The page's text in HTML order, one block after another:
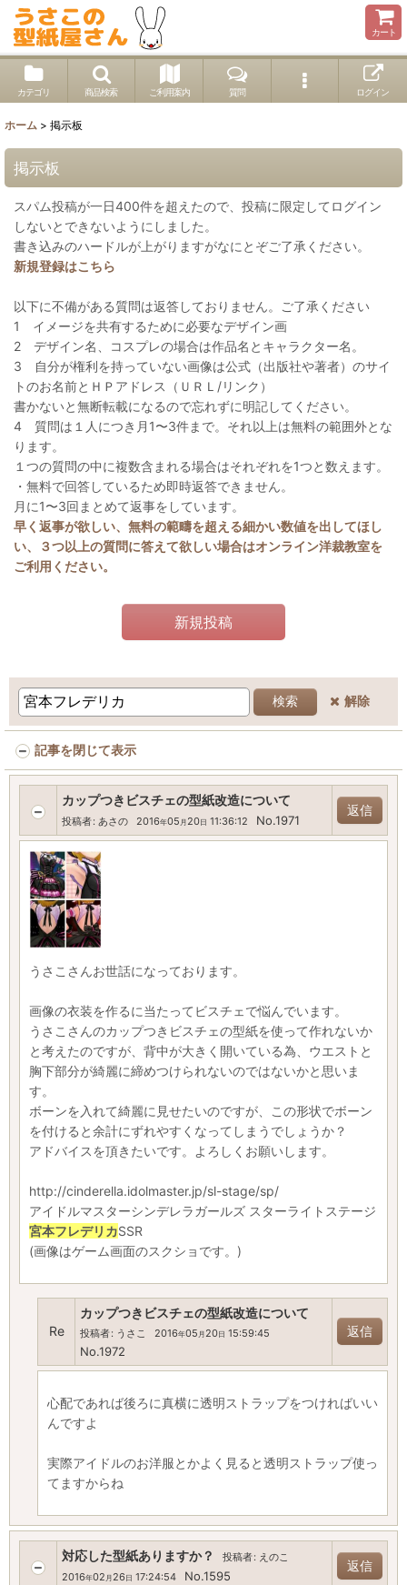
カート
カテゴリ 商品検索 ご利用案内 質問 ログイン
ホーム > 掲示板
掲示板
スパム投稿が一日400件を超えたので、投稿に限定してログイン
しないとできないようにしました。
書き込みのハードルが上がりますがなにとぞご了承ください。
新規登録はこちら
以下に不備がある質問は返答しておりません。ご了承ください
1 イメージを共有するために必要なデザイン画
2 デザイン名、コスプレの場合は作品名とキャラクター名。
3 自分が権利を持っていない画像は公式（出版社や著者）のサイ
トのお名前とＨＰアドレス（ＵＲＬ/リンク）
書かないと無断転載になるので忘れずに明記してください。
4 質問は１人につき月1〜3件まで。それ以上は無料の範囲外とな
ります。
１つの質問の中に複数含まれる場合はそれぞれを1つと数えます。
・無料で回答しているため即時返答できません。
月に1〜3回まとめて返事をしています。
早く返事が欲しい、無料の範疇を超える細かい数値を出してほし
い、３つ以上の質問に答えて欲しい場合はオンライン洋裁教室を
ご利用ください。
新規投稿
検索 解除
記事を閉じて表示
カップつきビスチェの型紙改造について
投稿者: あさの 2016年05 月20日 11:36:12 No.1971
返信
うさこさんお世話になっております。
画像の衣装を作るに当たってビスチェで悩んでいます。
うさこさんのカップつきビスチェの型紙を使って作れないか
と考えたのですが、背中が大きく開いている為、ウエストと
胸下部分が綺麗に締めつけられないのではないかと思いま
す。
ボーンを入れて綺麗に見せたいのですが、この形状でボーン
を付けると余計にずれやすくなってしまうでしょうか？
アドバイスを頂きたいです。よろしくお願いします。
http://cinderella.idolmaster.jp/sl-stage/sp/
アイドルマスターシンデレラガールズ スターライトステージ
宮本フレデリカSSR
(画像はゲーム画面のスクショです。)
Re
カップつきビスチェの型紙改造について
投稿者: うさこ 2016年05 月20日 15:59:45
No.1972
返信
心配であれば後ろに真横に透明ストラップをつければいい
んですよ
実際アイドルのお洋服とかよく見ると透明ストラップ使っ
てますからね
対応した型紙ありますか？ 投稿者: えのこ
2016年02 月26 日 17:24:54 No.1595
返信